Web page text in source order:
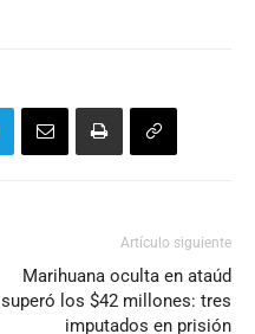
Artículo siguiente
Marihuana oculta en ataúd
superó los $42 millones: tres
imputados en prisión